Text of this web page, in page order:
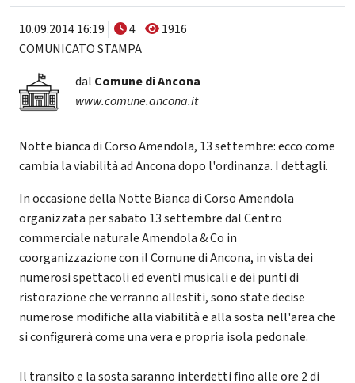
10.09.2014 16:19 4
1916
COMUNICATO STAMPA
dal Comune di Ancona
www.comune.ancona.it
Notte bianca di Corso Amendola, 13 settembre: ecco come
cambia la viabilità ad Ancona dopo l'ordinanza. I dettagli.
In occasione della Notte Bianca di Corso Amendola
organizzata per sabato 13 settembre dal Centro
commerciale naturale Amendola & Co in
coorganizzazione con il Comune di Ancona, in vista dei
numerosi spettacoli ed eventi musicali e dei punti di
ristorazione che verranno allestiti, sono state decise
numerose modifiche alla viabilità e alla sosta nell'area che
si configurerà come una vera e propria isola pedonale.
Il transito e la sosta saranno interdetti fino alle ore 2 di